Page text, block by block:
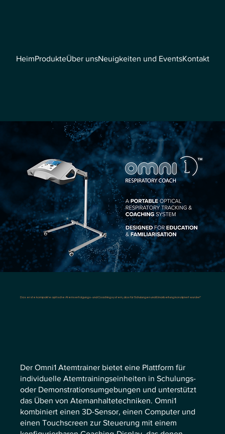
HeimProdukteÜber unsNeuigkeiten und EventsKontakt
Das erste kompakte optische Atemverfolgungs- und Coachingsystem, das für Schulungen und Einarbeitung konzipiert wurde!*
Der Omni1 Atemtrainer bietet eine Plattform für
individuelle Atemtrainingseinheiten in Schulungs-
oder Demonstrationsumgebungen und unterstützt
das Üben von Atemanhaltetechniken. Omni1
kombiniert einen 3D-Sensor, einen Computer und
einen Touchscreen zur Steuerung mit einem